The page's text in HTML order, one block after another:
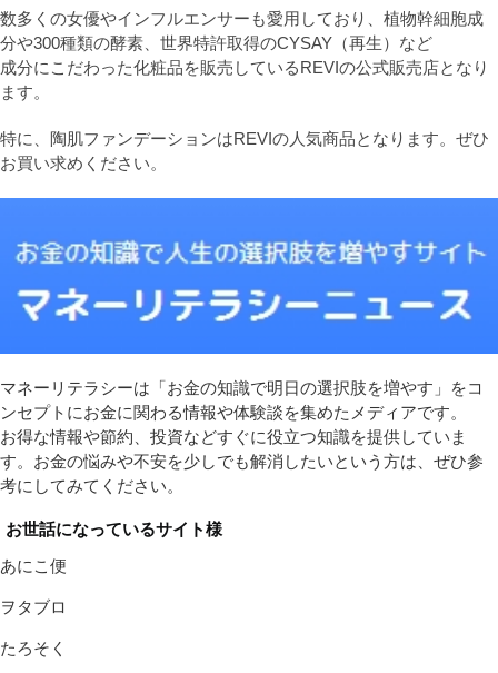
数多くの女優やインフルエンサーも愛用しており、植物幹細胞成
分や300種類の酵素、世界特許取得のCYSAY（再生）など
成分にこだわった化粧品を販売しているREVIの公式販売店となり
ます。
特に、陶肌ファンデーションはREVIの人気商品となります。ぜひ
お買い求めください。
マネーリテラシーは「お金の知識で明日の選択肢を増やす」をコ
ンセプトにお金に関わる情報や体験談を集めたメディアです。
お得な情報や節約、投資などすぐに役立つ知識を提供していま
す。お金の悩みや不安を少しでも解消したいという方は、ぜひ参
考にしてみてください。
お世話になっているサイト様
あにこ便
ヲタブロ
たろそく